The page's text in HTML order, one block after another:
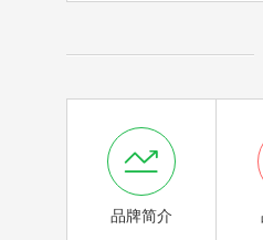

品牌简介